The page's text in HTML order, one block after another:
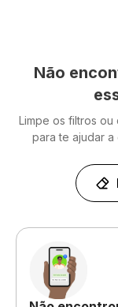
Não
Limpe os filtros
para te ajudar